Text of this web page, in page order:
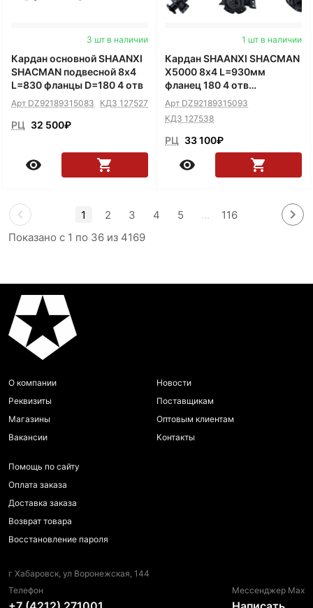
3 шт в наличии
Кардан основной SHAANXI
SHACMAN подвесной 8х4
L=830 фланцы D=180 4 отв
Арт DZ92189315083 КДЗ 127527
РЦ 32 500₽
1 шт в наличии
Кардан SHAANXI SHACMAN
X5000 8х4 L=930мм
фланец 180 4 отв
крестовина 68 с
подвесным подшипником
Арт DZ92189315093
КДЗ 127538
РЦ 33 100₽
1 2 3 4 5 ...
116
Показано с 1 по 36 из 4169
О компании
Реквизиты
Магазины
Вакансии
Новости
Поставщикам
Оптовым клиентам
Контакты
Помощь по сайту
Оплата заказа
Доставка заказа
Возврат товара
Восстановление пароля
г Хабаровск, ул Воронежская, 144
Телефон
Мессенджер Max